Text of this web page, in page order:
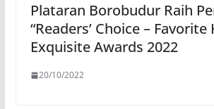
Plataran Borobudur Raih
“Readers’ Choice – Favorite
Exquisite Awards 2022
20/10/2022